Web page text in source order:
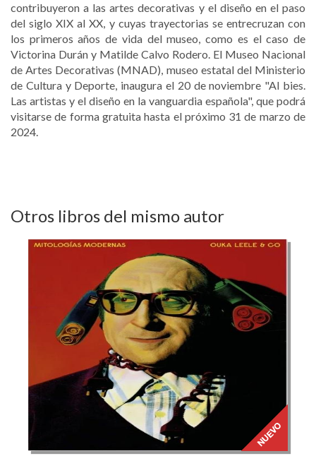
contribuyeron a las artes decorativas y el diseño en el paso
del siglo XIX al XX, y cuyas trayectorias se entrecruzan con
los primeros años de vida del museo, como es el caso de
Victorina Durán y Matilde Calvo Rodero. El Museo Nacional
de Artes Decorativas (MNAD), museo estatal del Ministerio
de Cultura y Deporte, inaugura el 20 de noviembre "Al bies.
Las artistas y el diseño en la vanguardia española", que podrá
visitarse de forma gratuita hasta el próximo 31 de marzo de
2024.
Otros libros del mismo autor